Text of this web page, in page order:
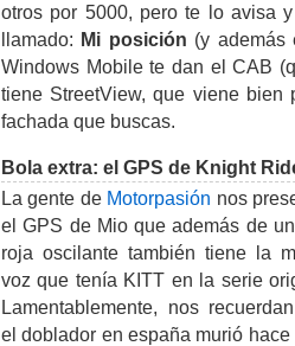
otros por 5000, pero te lo avisa
llamado: Mi posición (y además
Windows Mobile te dan el CAB
tiene StreetView, que viene bien
fachada que buscas.
Bola extra: el GPS de Knight
La gente de Motorpasión nos
el GPS de Mio que además de
roja oscilante también tiene la
voz que tenía KITT en la serie
Lamentablemente, nos
el doblador en españa murió hace